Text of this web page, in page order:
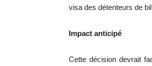
visa des détenteurs de
Impact anticipé
Cette décision devrait